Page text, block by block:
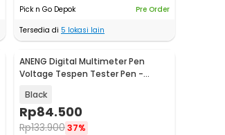
Pick n Go Depok
Pre Order
Tersedia di 5 lokasi lain
ANENG Digital Multimeter Pen
Voltage Tespen Tester Pen -
Black
Rp84.500
Rp133.90037%